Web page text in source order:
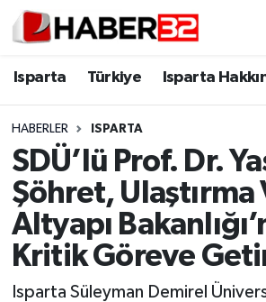
Isparta Türkiye Isparta
HABERLER ISPARTA
SDÜ’lü Prof. Dr.
Şöhret, Ulaştırma
Altyapı
Kritik Göreve
Isparta Süleyman Demirel
Isparta
Esnaf Diyor ki;
ASAYİŞ
BİLİM VE TEKNOLOJİ
EĞİTİM
Isparta Nöbetçi Eczaneler
Isparta Trafik Yoğunluk
Süper Lig Puan Durumu ve
Tüm Manşetler
Son Dakika Haberleri